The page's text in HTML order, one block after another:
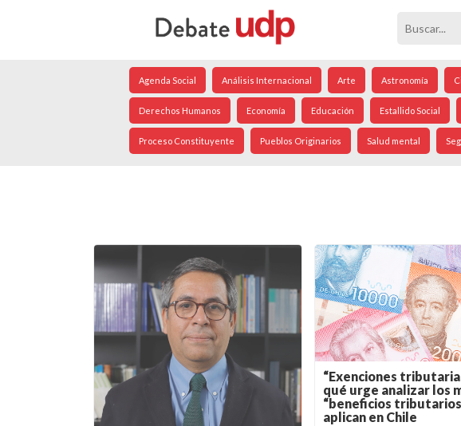
Agenda Social Análisis Internacional Arte Astronomía
Derechos Humanos Economía Educación Estallido Social
Proceso Constituyente Pueblos Originarios Salud mental
“Exenciones
qué urge analizar los
“beneficios
aplican en Chile